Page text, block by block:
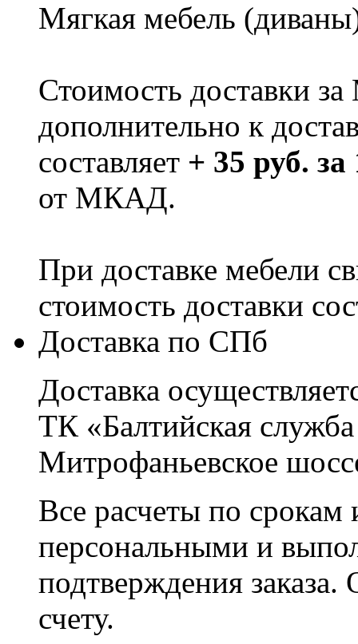
Мягкая мебель
Стоимость доставки
дополнительно к
составляет + 35 руб.
от МКАД.
При доставке мебели
стоимость доставки
Доставка по СПб
Доставка
ТК «Балтийская
Митрофаньевское
Все расчеты по срокам
персональными и
подтверждения заказа.
счету.